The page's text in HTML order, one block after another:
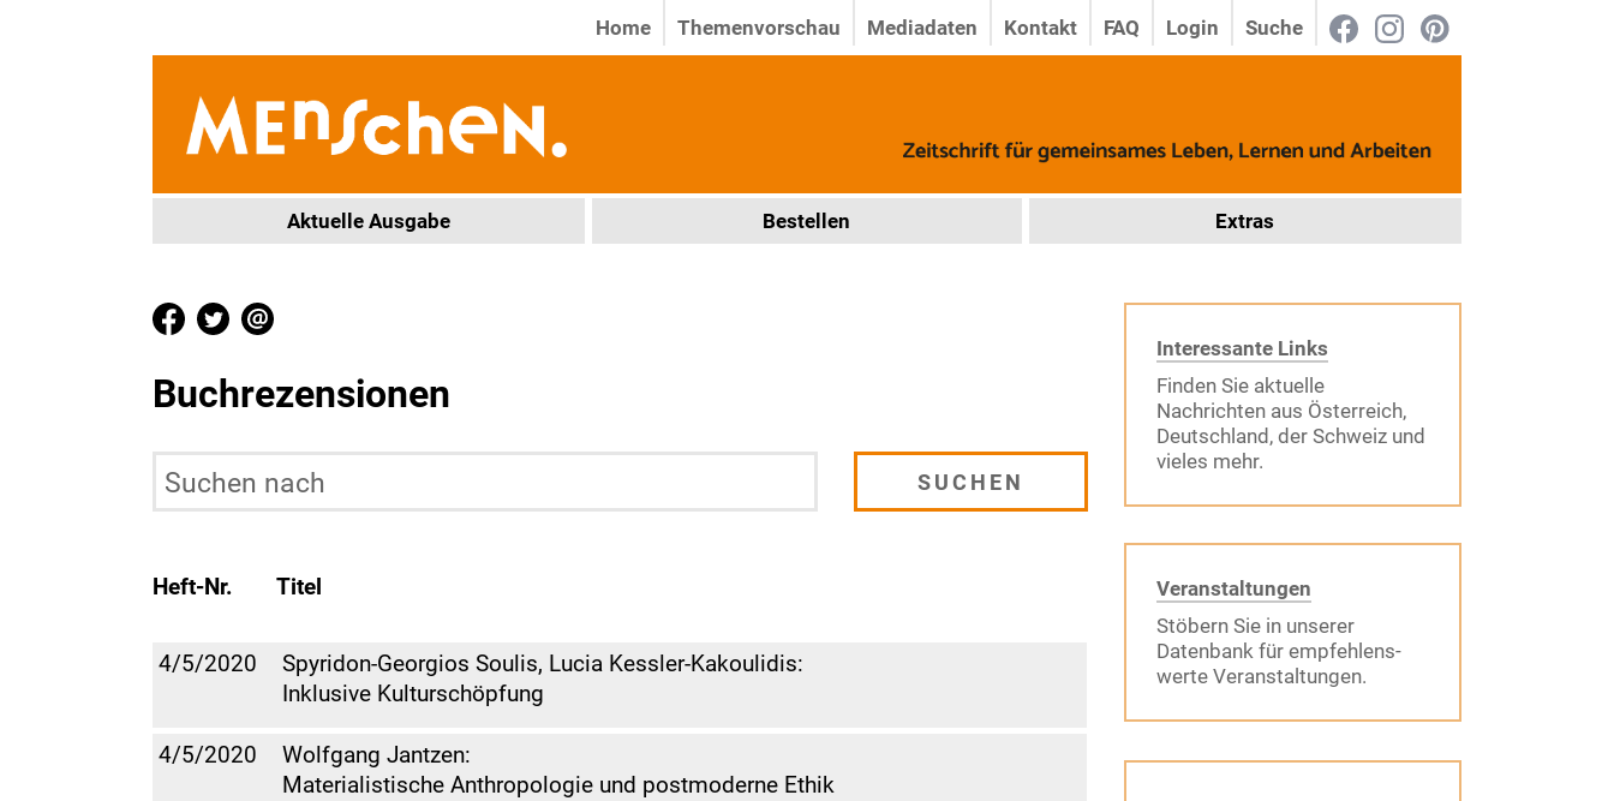
Suche
Login
FAQ
Kontakt
Mediadaten
Themenvorschau
Home
Aktuelle Ausgabe Bestellen Extras
Buchrezensionen
Heft-Nr. Titel
4/5/2020
Spyridon-Georgios Soulis, Lucia Kessler-Kakoulidis:
Inklusive Kulturschöpfung
4/5/2020
Wolfgang Jantzen:
Materialistische Anthropologie und postmoderne Ethik
Interessante Links
Finden Sie aktuelle
Nachrichten aus Österreich,
Deutschland, der Schweiz und
vieles mehr.
Veranstaltungen
Stöbern Sie in unserer
Datenbank für empfehlens-
werte Veranstaltungen.